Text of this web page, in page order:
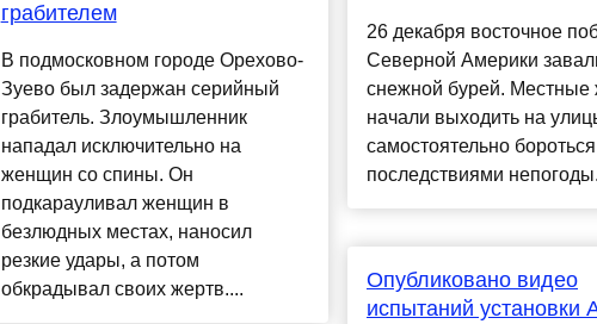
грабителем
В подмосковном городе Орехово-
Зуево был задержан серийный
грабитель. Злоумышленник
нападал исключительно на
женщин со спины. Он
подкарауливал женщин в
безлюдных местах, наносил
резкие удары, а потом
обкрадывал своих жертв....
26 декабря восточное
Северной Америки
снежной бурей. Местные
начали выходить на
самостоятельно
последствиями
Опубликовано видео
испытаний установки